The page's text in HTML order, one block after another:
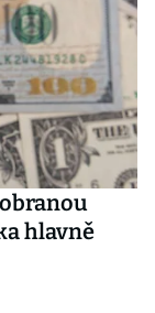
hlavně